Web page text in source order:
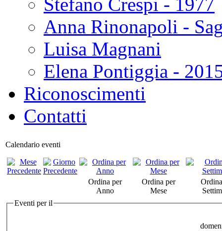
Anna Rinonapoli -
Luisa Magnani
Elena Pontiggia -
Riconoscimenti
Contatti
Calendario eventi
Ordina per
Anno
Ordina per
Mese
Eventi per il